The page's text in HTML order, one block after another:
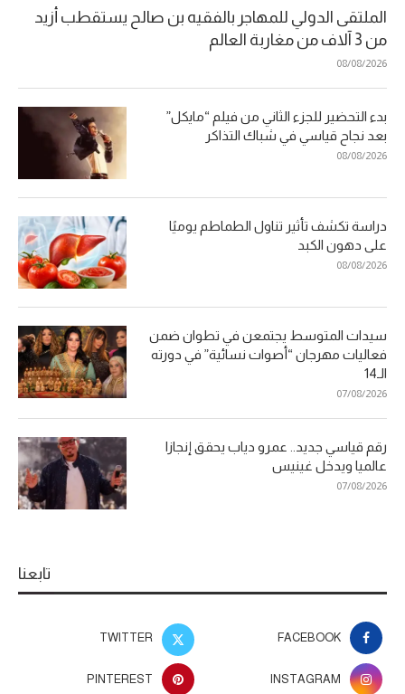
الملتقى الدولي للمهاجر بالفقيه بن صالح يستقطب أزيد
من 3 آلاف من مغاربة العالم
08/08/2026
بدء التحضير للجزء الثاني من فيلم “مايكل”
بعد نجاح قياسي في شباك التذاكر
08/08/2026
دراسة تكشف تأثير تناول الطماطم يوميًا
على دهون الكبد
08/08/2026
سيدات المتوسط يجتمعن في تطوان ضمن
فعاليات مهرجان “أصوات نسائية” في دورته
الـ14
07/08/2026
رقم قياسي جديد.. عمرو دياب يحقق إنجازا
عالميا ويدخل غينيس
07/08/2026
تابعنا
FACEBOOK
TWITTER
INSTAGRAM
PINTEREST